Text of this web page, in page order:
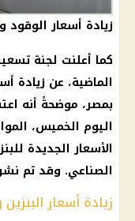
زيادة أسعار الوقود
كما أعلنت لجنة
الماضية، عن زيادة
بمصر، موضحةً أنه
الأسعار الجديدة
الصناعي. وقد تم
زيادة أسعار